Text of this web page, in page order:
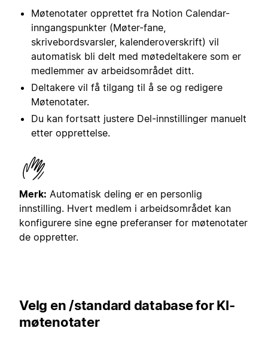
Møtenotater opprettet fra Notion Calendar-
inngangspunkter (Møter-fane,
skrivebordsvarsler, kalenderoverskrift) vil
automatisk bli delt med møtedeltakere som er
medlemmer av arbeidsområdet ditt.
Deltakere vil få tilgang til å se og redigere
Møtenotater.
Du kan fortsatt justere Del-innstillinger manuelt
etter opprettelse.
Merk: Automatisk deling er en personlig
innstilling. Hvert medlem i arbeidsområdet kan
konfigurere sine egne preferanser for møtenotater
de oppretter.
Velg en /standard database for KI-
møtenotater